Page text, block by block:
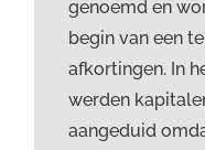
genoemd en
begin van een
afkortingen. In
werden
aangeduid